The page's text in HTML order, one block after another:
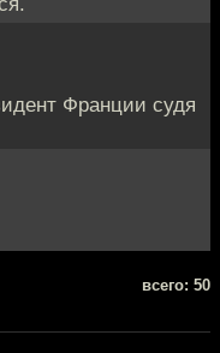
Франции судя
всего: 50